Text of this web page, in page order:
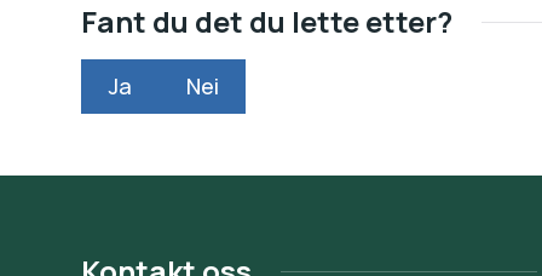
Fant du det du lette etter?
Ja Nei